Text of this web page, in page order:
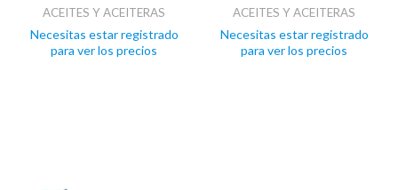
ACEITES Y ACEITERAS
Necesitas estar registrado
para ver los precios
ACEITES Y ACEITERAS
Necesitas estar registrado
para ver los precios